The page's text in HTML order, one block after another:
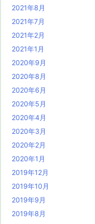
2021年8月
2021年7月
2021年2月
2021年1月
2020年9月
2020年8月
2020年6月
2020年5月
2020年4月
2020年3月
2020年2月
2020年1月
2019年12月
2019年10月
2019年9月
2019年8月